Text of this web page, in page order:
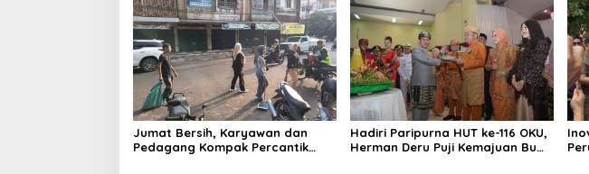
Pengawasan di Kabupaten Ogan
Komering Ulu
Jumat Bersih, Karyawan dan
Pedagang Kompak Percantik
Hadiri Paripurna HUT ke-116 OKU,
Herman Deru Puji Kemajuan Bumi